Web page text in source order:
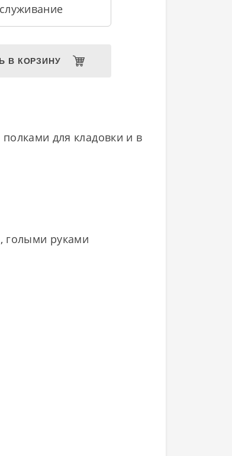
В КОРЗИНУ
для кладовки и в
голыми руками